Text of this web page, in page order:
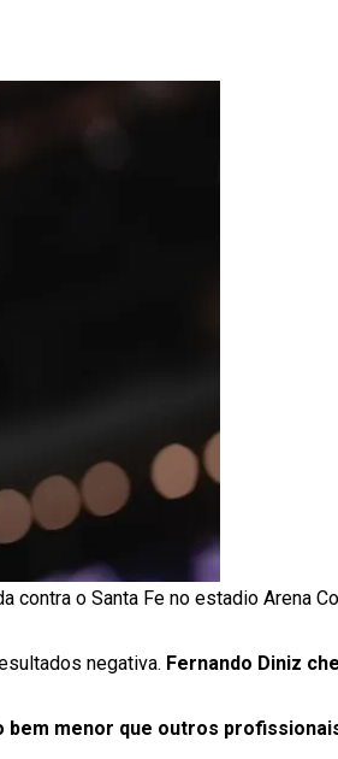
contra o Santa Fe no estadio Arena
negativa. Fernando Diniz
menor que outros